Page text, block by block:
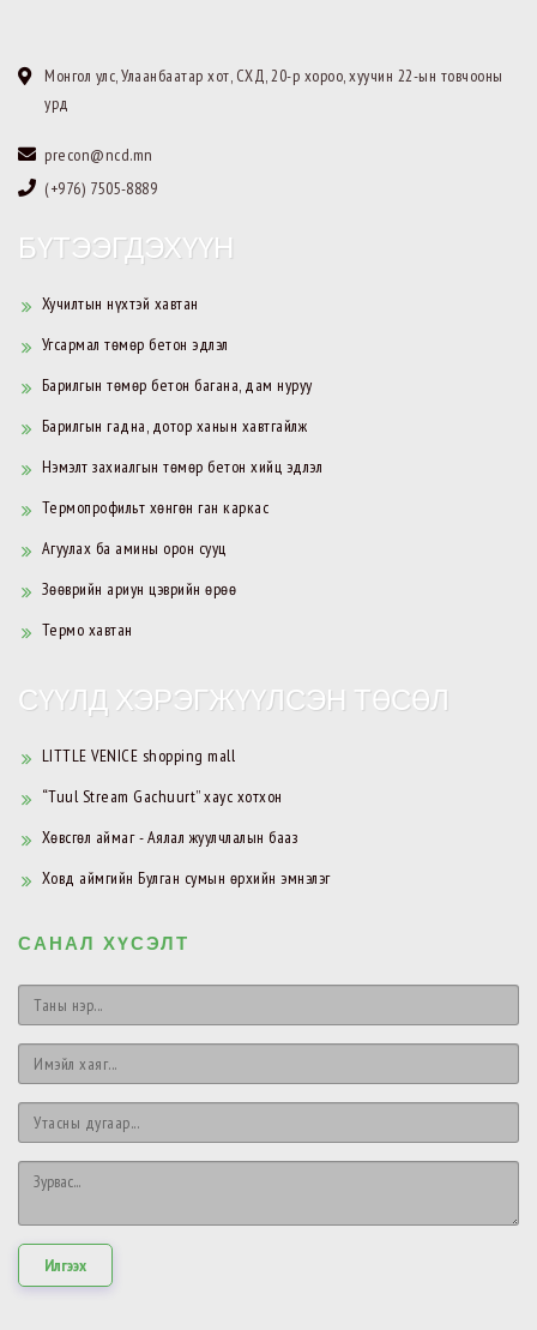
Монгол улс, Улаанбаатар хот, СХД, 20-р хороо, хуучин 22-ын товчооны
урд
precon@ncd.mn
(+976) 7505-8889
БҮТЭЭГДЭХҮҮН
Хучилтын нүхтэй хавтан
Угсармал төмөр бетон эдлэл
Барилгын төмөр бетон багана, дам нуруу
Барилгын гадна, дотор ханын хавтгайлж
Нэмэлт захиалгын төмөр бетон хийц эдлэл
Термопрофильт хөнгөн ган каркас
Агуулах ба амины орон сууц
Зөөврийн ариун цэврийн өрөө
Термо хавтан
СҮҮЛД ХЭРЭГЖҮҮЛСЭН ТӨСӨЛ
LITTLE VENICE shopping mall
“Tuul Stream Gachuurt” хаус хотхон
Хөвсгөл аймаг - Аялал жуулчлалын бааз
Ховд аймгийн Булган сумын өрхийн эмнэлэг
САНАЛ ХҮСЭЛТ
Илгээх